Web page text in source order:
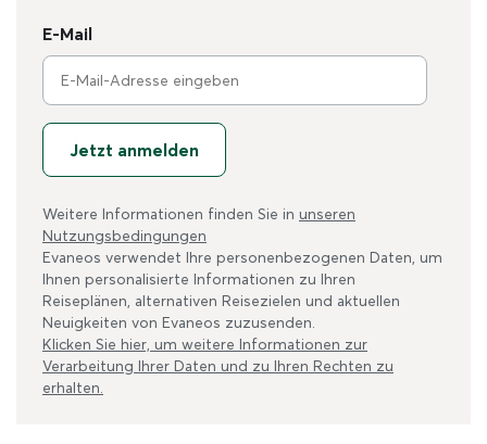
E-Mail
Jetzt anmelden
Weitere Informationen finden Sie in unseren
Nutzungsbedingungen
Evaneos verwendet Ihre personenbezogenen Daten, um
Ihnen personalisierte Informationen zu Ihren
Reiseplänen, alternativen Reisezielen und aktuellen
Neuigkeiten von Evaneos zuzusenden.
Klicken Sie hier, um weitere Informationen zur
Verarbeitung Ihrer Daten und zu Ihren Rechten zu
erhalten.